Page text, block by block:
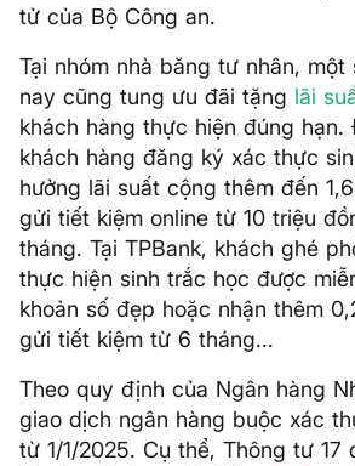
tử của Bộ Công an.
Tại nhóm nhà băng tư nhân, một
nay cũng tung ưu đãi tặng lãi
khách hàng thực hiện đúng hạn.
khách hàng đăng ký xác thực
hưởng lãi suất cộng thêm đến
gửi tiết kiệm online từ 10 triệu
tháng. Tại TPBank, khách ghé
thực hiện sinh trắc học được
khoản số đẹp hoặc nhận thêm
gửi tiết kiệm từ 6 tháng...
Theo quy định của Ngân hàng
giao dịch ngân hàng buộc xác
từ 1/1/2025. Cụ thể, Thông tư 17